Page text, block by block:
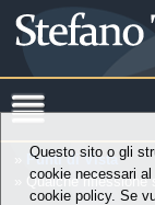
Punti di Vista
» Qualche
Questo sito o gli
cookie necessari
cookie policy. Se